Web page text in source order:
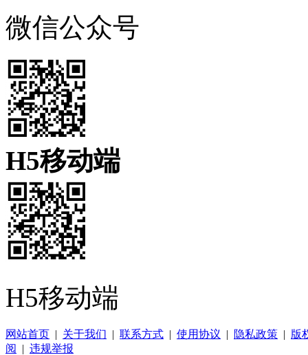
微信公众号
H5移动端
H5移动端
网站首页 | 关于我们 | 联系方式 | 使用协议 | 隐私政策 | 版
阅
| 违规举报